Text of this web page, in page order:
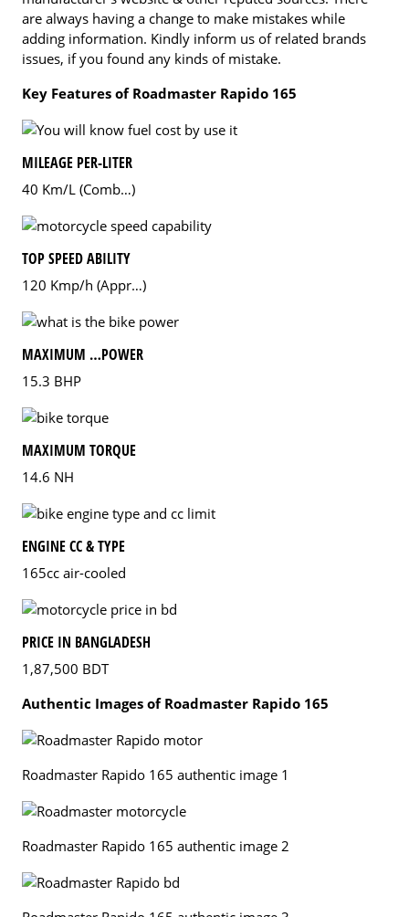
are always having a change to make mistakes while
adding information. Kindly inform us of related brands
issues, if you found any kinds of mistake.
Key Features of Roadmaster Rapido 165
MILEAGE PER-LITER
40 Km/L (Comb…)
TOP SPEED ABILITY
120 Kmp/h (Appr…)
MAXIMUM …POWER
15.3 BHP
MAXIMUM TORQUE
14.6 NH
ENGINE CC & TYPE
165cc air-cooled
PRICE IN BANGLADESH
1,87,500 BDT
Authentic Images of Roadmaster Rapido 165
Roadmaster Rapido 165 authentic image 1
Roadmaster Rapido 165 authentic image 2